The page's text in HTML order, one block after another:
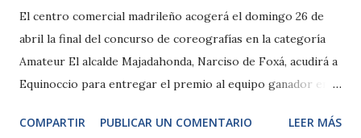
El centro comercial madrileño acogerá el domingo 26 de
abril la final del concurso de coreografías en la categoría
Amateur El alcalde Majadahonda, Narciso de Foxá, acudirá a
Equinoccio para entregar el premio al equipo ganador en la
El centro comercial Equinoccio organiza por segundo año
COMPARTIR PUBLICAR UN COMENTARIO LEER MÁS